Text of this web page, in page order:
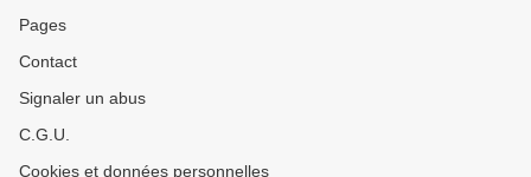
Pages
Contact
Signaler un abus
C.G.U.
Cookies et données personnelles